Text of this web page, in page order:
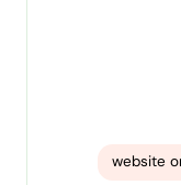
website